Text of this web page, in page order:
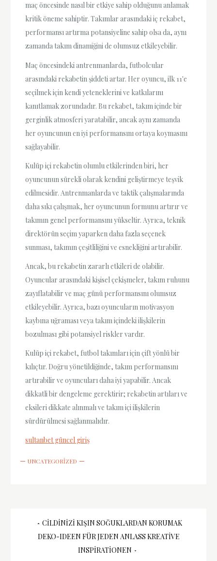
maç öncesinde nasıl bir etkiye sahip olduğunu anlamak
kritik öneme sahiptir. Takımlar arasındaki iç rekabet,
performansı artırma potansiyeline sahip olsa da, aynı
zamanda takım dinamiğini de olumsuz etkileyebilir.
Maç öncesindeki antrenmanlarda, futbolcular
arasındaki rekabetin şiddeti artar. Her oyuncu, ilk 11'e
seçilmek için kendi yeteneklerini ve katkılarını
kanıtlamak zorundadır. Bu rekabet, takım içinde bir
gerginlik atmosferi yaratabilir, ancak aynı zamanda
her oyuncunun en iyi performansını ortaya koymasını
sağlayabilir.
Kulüp içi rekabetin olumlu etkilerinden biri, her
oyuncunun sürekli olarak kendini geliştirmeye teşvik
edilmesidir. Antrenmanlarda ve taktik çalışmalarında
daha sıkı çalışmak, her oyuncunun formunu artırır ve
takımın genel performansını yükseltir. Ayrıca, teknik
direktörün seçim yaparken daha fazla seçenek
sunması, takımın çeşitliliğini ve esnekliğini artırabilir.
Ancak, bu rekabetin zararlı etkileri de olabilir.
Oyuncular arasındaki kişisel çekişmeler, takım ruhunu
zayıflatabilir ve maç günü performansını olumsuz
etkileyebilir. Ayrıca, bazı oyuncuların motivasyon
kaybına uğraması veya takım içindeki ilişkilerin
bozulması gibi potansiyel riskler vardır.
Kulüp içi rekabet, futbol takımları için çift yönlü bir
kılıçtır. Doğru yönetildiğinde, takım performansını
artırabilir ve oyuncuları daha iyi yapabilir. Ancak
dikkatli bir dengeleme gerektirir; rekabetin artıları ve
eksileri dikkate alınmalı ve takım içi ilişkilerin
sürdürülmesi sağlanmalıdır.
sultanbet güncel giriş
UNCATEGORIZED
Yazı
gezinmesi
CILDINIZI KIŞIN SOĞUKLARDAN KORUMAK
DEKO-IDEEN FÜR JEDEN ANLASS KREATIVE
INSPIRATIONEN